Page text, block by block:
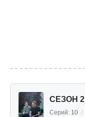
СЕЗОН 2
Серий: 10 /